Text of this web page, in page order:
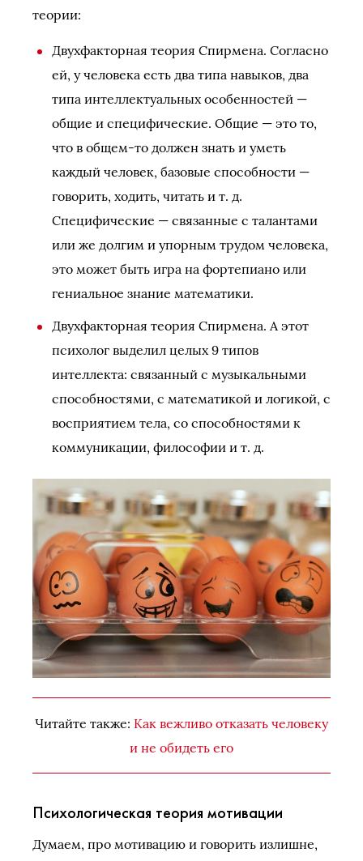
теории:
Двухфакторная теория Спирмена. Согласно
ей, у человека есть два типа навыков, два
типа интеллектуальных особенностей —
общие и специфические. Общие — это то,
что в общем-то должен знать и уметь
каждый человек, базовые способности —
говорить, ходить, читать и т. д.
Специфические — связанные с талантами
или же долгим и упорным трудом человека,
это может быть игра на фортепиано или
гениальное знание математики.
Двухфакторная теория Спирмена. А этот
психолог выделил целых 9 типов
интеллекта: связанный с музыкальными
способностями, с математикой и логикой, с
восприятием тела, со способностями к
коммуникации, философии и т. д.
Читайте также: Как вежливо отказать человеку
и не обидеть его
Психологическая теория мотивации
Думаем, про мотивацию и говорить излишне,